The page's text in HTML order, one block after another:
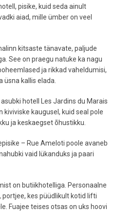
pisike, kuid seda ainult
aiad, mille ümber on veel
kitsaste tänavate, paljude
See on praegu natuke ka nagu
ja rikkad vaheldumisi,
üsna kallis elada.
hotell Les Jardins du Marais
kiviviske kaugusel, kuid seal pole
ja keskaegset õhustikku.
– Rue Ameloti poole avaneb
vaid lükanduks ja paari
on butiikhotelliga. Personaalne
kes püüdlikult kotid lifti
Fuajee teises otsas on uks hoovi